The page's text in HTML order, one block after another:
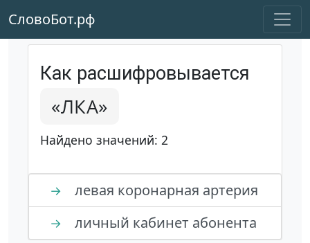
СловоБот.рф
Как расшифровывается
«ЛКА»
Найдено значений: 2
→ левая коронарная артерия
→ личный кабинет абонента